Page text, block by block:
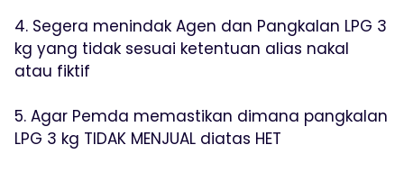
4. Segera menindak Agen dan Pangkalan LPG 3
kg yang tidak sesuai ketentuan alias nakal
atau fiktif
5. Agar Pemda memastikan dimana pangkalan
LPG 3 kg TIDAK MENJUAL diatas HET